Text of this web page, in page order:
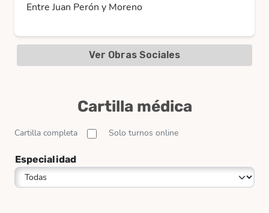
Entre Juan Perón y Moreno
Ver Obras Sociales
Cartilla médica
Cartilla completa Solo turnos online
Especialidad